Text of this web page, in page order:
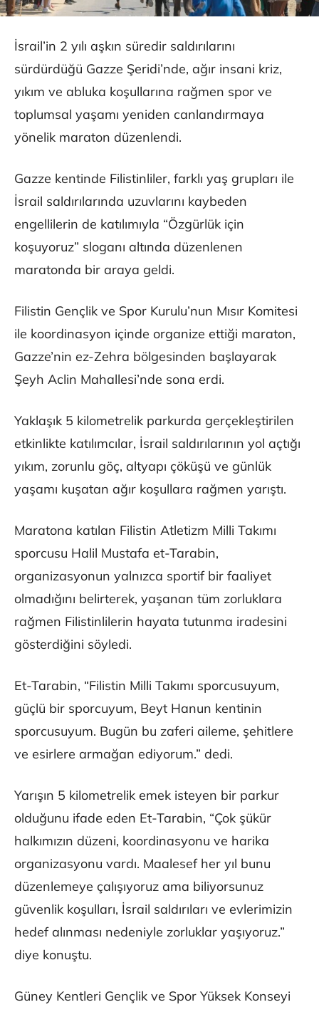
İsrail’in 2 yılı aşkın süredir saldırılarını
sürdürdüğü Gazze Şeridi’nde, ağır insani kriz,
yıkım ve abluka koşullarına rağmen spor ve
toplumsal yaşamı yeniden canlandırmaya
yönelik maraton düzenlendi.
Gazze kentinde Filistinliler, farklı yaş grupları ile
İsrail saldırılarında uzuvlarını kaybeden
engellilerin de katılımıyla “Özgürlük için
koşuyoruz” sloganı altında düzenlenen
maratonda bir araya geldi.
Filistin Gençlik ve Spor Kurulu’nun Mısır Komitesi
ile koordinasyon içinde organize ettiği maraton,
Gazze’nin ez-Zehra bölgesinden başlayarak
Şeyh Aclin Mahallesi’nde sona erdi.
Yaklaşık 5 kilometrelik parkurda gerçekleştirilen
etkinlikte katılımcılar, İsrail saldırılarının yol açtığı
yıkım, zorunlu göç, altyapı çöküşü ve günlük
yaşamı kuşatan ağır koşullara rağmen yarıştı.
Maratona katılan Filistin Atletizm Milli Takımı
sporcusu Halil Mustafa et-Tarabin,
organizasyonun yalnızca sportif bir faaliyet
olmadığını belirterek, yaşanan tüm zorluklara
rağmen Filistinlilerin hayata tutunma iradesini
gösterdiğini söyledi.
Et-Tarabin, “Filistin Milli Takımı sporcusuyum,
güçlü bir sporcuyum, Beyt Hanun kentinin
sporcusuyum. Bugün bu zaferi aileme, şehitlere
ve esirlere armağan ediyorum.” dedi.
Yarışın 5 kilometrelik emek isteyen bir parkur
olduğunu ifade eden Et-Tarabin, “Çok şükür
halkımızın düzeni, koordinasyonu ve harika
organizasyonu vardı. Maalesef her yıl bunu
düzenlemeye çalışıyoruz ama biliyorsunuz
güvenlik koşulları, İsrail saldırıları ve evlerimizin
hedef alınması nedeniyle zorluklar yaşıyoruz.”
diye konuştu.
Güney Kentleri Gençlik ve Spor Yüksek Konseyi